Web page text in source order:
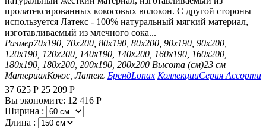
пролатексированных кокосовых волокон. С другой стороны
используется Латекс - 100% натуральный мягкий материал,
изготавливаемый из млечного сока...
Размер70х190, 70х200, 80х190, 80х200, 90х190, 90х200,
120х190, 120х200, 140х190, 140х200, 160х190, 160х200,
180х190, 180х200, 200х190, 200х200 Высота (см)23 см
МатериалКокос, Латекс БрендLonax КоллекцииСерия Ассорти
37 625 Р 25 209 Р
Вы экономите: 12 416 Р
Ширина :
Длина :